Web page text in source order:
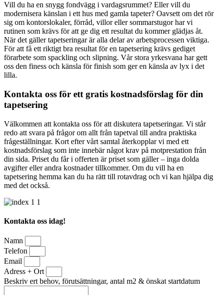
Vill du ha en snygg fondvägg i vardagsrummet? Eller vill du
modernisera känslan i ett hus med gamla tapeter? Oavsett om det rör
sig om kontorslokaler, förråd, villor eller sommarstugor har vi
rutinen som krävs för att ge dig ett resultat du kommer glädjas åt.
När det gäller tapetseringar är alla delar av arbetsprocessen viktiga.
För att få ett riktigt bra resultat för en tapetsering krävs gediget
förarbete som spackling och slipning. Vår stora yrkesvana har gett
oss den finess och känsla för finish som ger en känsla av lyx i det
lilla.
Kontakta oss för ett gratis kostnadsförslag för din
tapetsering
Välkommen att kontakta oss för att diskutera tapetseringar. Vi står
redo att svara på frågor om allt från tapetval till andra praktiska
frågeställningar. Kort efter vårt samtal återkopplar vi med ett
kostnadsförslag som inte innebär något krav på motprestation från
din sida. Priset du får i offerten är priset som gäller – inga dolda
avgifter eller andra kostnader tillkommer. Om du vill ha en
tapetsering hemma kan du ha rätt till rotavdrag och vi kan hjälpa dig
med det också.
Kontakta oss idag!
Namn
Telefon
Email
Adress + Ort
Beskriv ert behov, förutsättningar, antal m2 & önskat startdatum